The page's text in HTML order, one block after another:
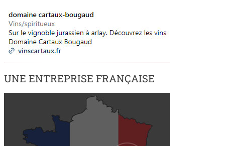
UNE ENTREPRISE FRANÇAISE